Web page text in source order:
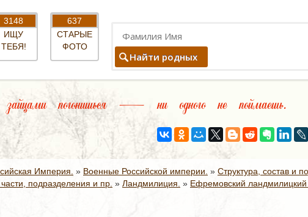
3148
ИЩУ
ТЕБЯ!
637
СТАРЫЕ
ФОТО
Найти родных
погонишься — ни одного не поймаешь.
Империя. » Военные Российской империи. » Структура, состав и
подразделения и пр. » Ландмилиция. » Ефремовский ландмилицкий